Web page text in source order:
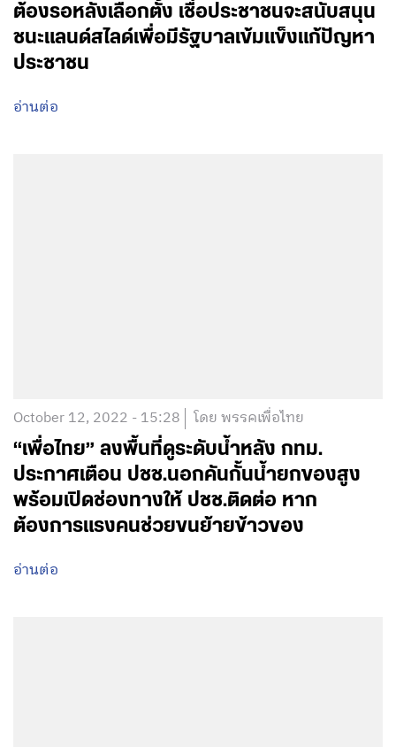
ต้องรอหลังเลือกตั้ง เชื่อประชาชนจะสนับสนุน
ชนะแลนด์สไลด์เพื่อมีรัฐบาลเข้มแข็งแก้ปัญหา
ประชาชน
อ่านต่อ
October 12, 2022 - 15:28 โดย พรรคเพื่อไทย
“เพื่อไทย” ลงพื้นที่ดูระดับน้ำหลัง กทม.
ประกาศเตือน ปชช.นอกคันกั้นน้ำยกของสูง
พร้อมเปิดช่องทางให้ ปชช.ติดต่อ หาก
ต้องการแรงคนช่วยขนย้ายข้าวของ
อ่านต่อ